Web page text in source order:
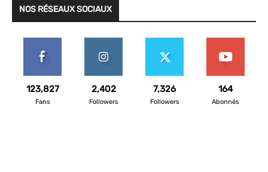
NOS RÉSEAUX SOCIAUX
123,827
Fans
2,402
Followers
7,326
Followers
164
Abonnés